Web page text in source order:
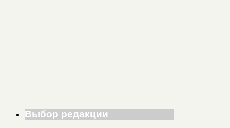
Выбор редакции